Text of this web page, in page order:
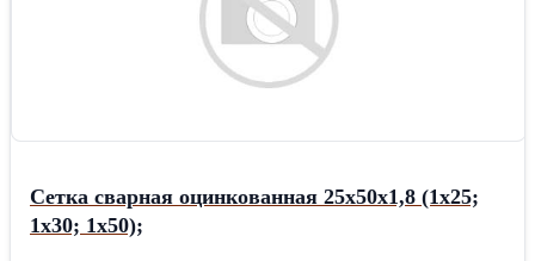
Сетка сварная оцинкованная 25х50х1,8 (1х25;
1х30; 1х50);